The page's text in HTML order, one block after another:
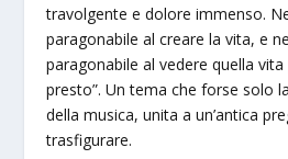
travolgente e dolore immenso.
paragonabile al creare la vita, e
paragonabile al vedere quella
presto”. Un tema che forse solo
della musica, unita a un’antica
trasfigurare.